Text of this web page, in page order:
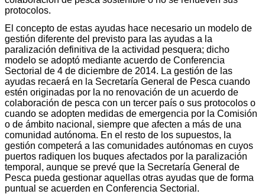
protocolos.
El concepto de estas ayudas hace necesario un modelo de
gestión diferente del previsto para las ayudas a la
paralización definitiva de la actividad pesquera; dicho
modelo se adoptó mediante acuerdo de Conferencia
Sectorial de 4 de diciembre de 2014. La gestión de las
ayudas recaerá en la Secretaría General de Pesca cuando
estén originadas por la no renovación de un acuerdo de
colaboración de pesca con un tercer país o sus protocolos o
cuando se adopten medidas de emergencia por la Comisión
o de ámbito nacional, siempre que afecten a más de una
comunidad autónoma. En el resto de los supuestos, la
gestión competerá a las comunidades autónomas en cuyos
puertos radiquen los buques afectados por la paralización
temporal, aunque se prevé que la Secretaría General de
Pesca pueda gestionar aquellas otras ayudas que de forma
puntual se acuerden en Conferencia Sectorial.